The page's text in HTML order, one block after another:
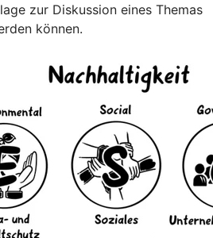
zur Diskussion eines Themas
können.